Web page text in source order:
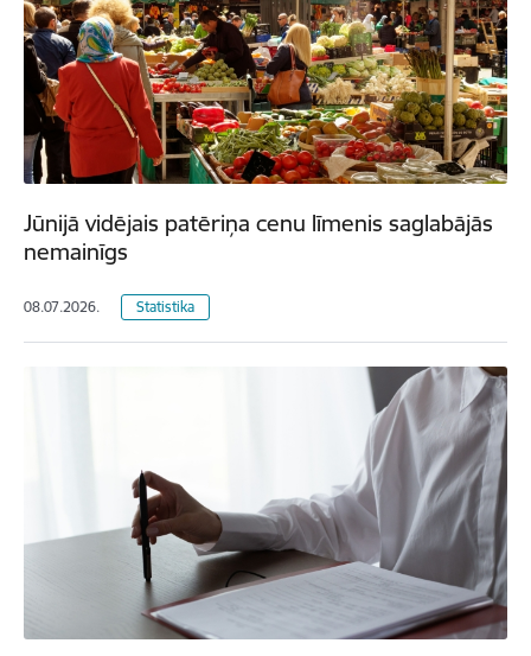
Jūnijā vidējais patēriņa cenu līmenis saglabājās
nemainīgs
08.07.2026. Statistika